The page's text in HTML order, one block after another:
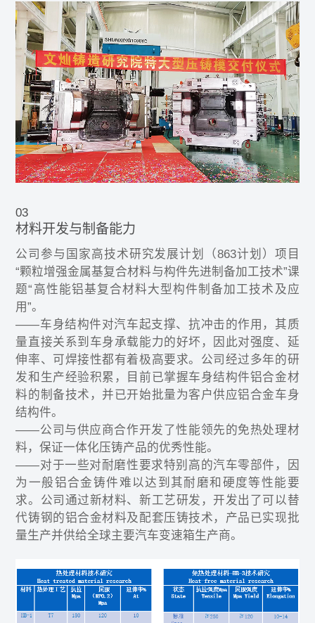
03
材料开发与制备能力
公司参与国家高技术研究发展计划（863计划）项目
“颗粒增强金属基复合材料与构件先进制备加工技术”课
题“高性能铝基复合材料大型构件制备加工技术及应
用”。
——车身结构件对汽车起支撑、抗冲击的作用，其质
量直接关系到车身承载能力的好坏，因此对强度、延
伸率、可焊接性都有着极高要求。公司经过多年的研
发和生产经验积累，目前已掌握车身结构件铝合金材
料的制备技术，并已开始批量为客户供应铝合金车身
结构件。
——公司与供应商合作开发了性能领先的免热处理材
料，保证一体化压铸产品的优秀性能。
——对于一些对耐磨性要求特别高的汽车零部件，因
为一般铝合金铸件难以达到其耐磨和硬度等性能要
求。公司通过新材料、新工艺研发，开发出了可以替
代铸钢的铝合金材料及配套压铸技术，产品已实现批
量生产并供给全球主要汽车变速箱生产商。